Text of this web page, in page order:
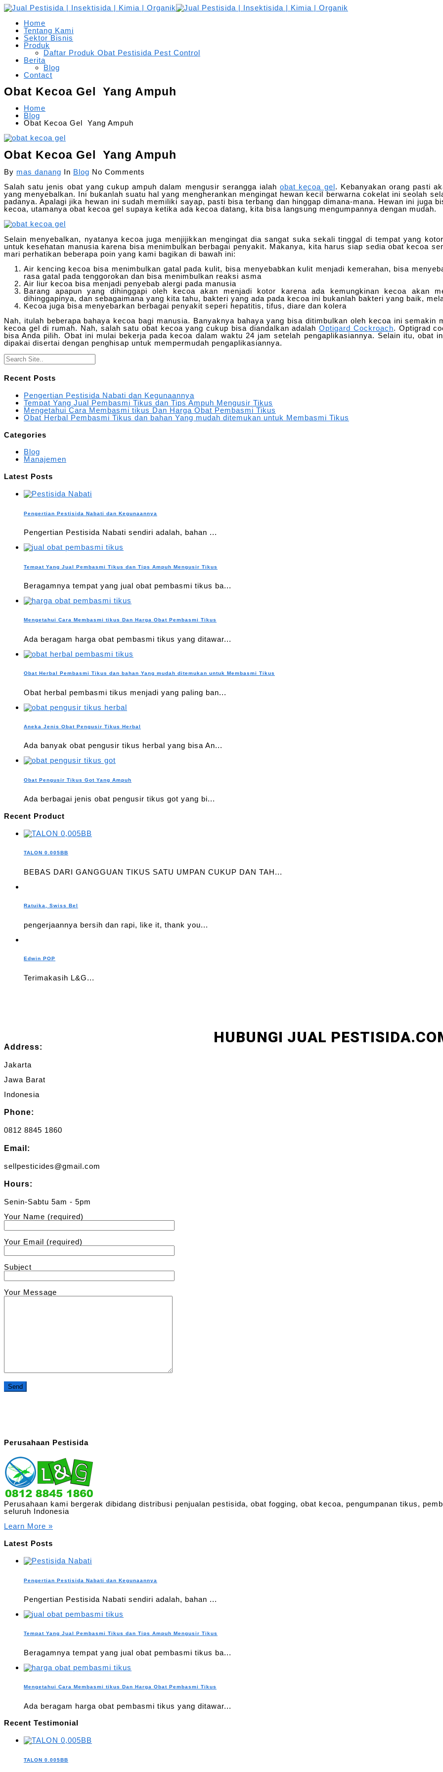
Home
Tentang Kami
Sektor Bisnis
Produk
Daftar Produk Obat Pestisida Pest Control
Berita
Blog
Contact
Obat Kecoa Gel Yang Ampuh
Home
Blog
Obat Kecoa Gel Yang Ampuh
Obat Kecoa Gel Yang Ampuh
By mas danang In Blog No Comments
Salah satu jenis obat yang cukup ampuh dalam mengusir serangga ialahobat kecoa gel. Kebanyakan orang pasti
yang menyebalkan. Ini bukanlah suatu hal yang mengherankan mengingat hewan kecil berwarna cokelat ini seolah
padanya. Apalagi jika hewan ini sudah memiliki sayap, pasti bisa terbang dan hinggap dimana-mana. Hewan ini juga
kecoa, utamanya obat kecoa gel supaya ketika ada kecoa datang, kita bisa langsung mengumpannya dengan mudah.
Selain menyebalkan, nyatanya kecoa juga menjijikkan mengingat dia sangat suka sekali tinggal di tempat yang
untuk kesehatan manusia karena bisa menimbulkan berbagai penyakit. Makanya, kita harus siap sedia obat kecoa
mari perhatikan beberapa poin yang kami bagikan di bawah ini:
Air kencing kecoa bisa menimbulkan gatal pada kulit, bisa menyebabkan kulit menjadi kemerahan, bisa
rasa gatal pada tenggorokan dan bisa menimbulkan reaksi asma
Air liur kecoa bisa menjadi penyebab alergi pada manusia
Barang apapun yang dihinggapi oleh kecoa akan menjadi kotor karena ada kemungkinan kecoa akan
dihinggapinya, dan sebagaimana yang kita tahu, bakteri yang ada pada kecoa ini bukanlah bakteri yang baik,
Kecoa juga bisa menyebarkan berbagai penyakit seperi hepatitis, tifus, diare dan kolera
Nah, itulah beberapa bahaya kecoa bagi manusia. Banyaknya bahaya yang bisa ditimbulkan oleh kecoa ini
kecoa gel di rumah. Nah, salah satu obat kecoa yang cukup bisa diandalkan adalahOptigard Cockroach. Optigrad
bisa Anda pilih. Obat ini mulai bekerja pada kecoa dalam waktu 24 jam setelah pengaplikasiannya. Selain itu, obat
dipakai disertai dengan penghisap untuk mempermudah pengaplikasiannya.
Recent Posts
Pengertian Pestisida Nabati dan Kegunaannya
Tempat Yang Jual Pembasmi Tikus dan Tips Ampuh Mengusir Tikus
Mengetahui Cara Membasmi tikus Dan Harga Obat Pembasmi Tikus
Obat Herbal Pembasmi Tikus dan bahan Yang mudah ditemukan untuk Membasmi Tikus
Categories
Blog
Manajemen
Latest Posts
Pengertian Pestisida Nabati dan Kegunaannya
Pengertian Pestisida Nabati sendiri adalah, bahan ...
Tempat Yang Jual Pembasmi Tikus dan Tips Ampuh Mengusir Tikus
Beragamnya tempat yang jual obat pembasmi tikus ba...
Mengetahui Cara Membasmi tikus Dan Harga Obat Pembasmi Tikus
Ada beragam harga obat pembasmi tikus yang ditawar...
Obat Herbal Pembasmi Tikus dan bahan Yang mudah ditemukan untuk Membasmi Tikus
Obat herbal pembasmi tikus menjadi yang paling ban...
Aneka Jenis Obat Pengusir Tikus Herbal
Ada banyak obat pengusir tikus herbal yang bisa An...
Obat Pengusir Tikus Got Yang Ampuh
Ada berbagai jenis obat pengusir tikus got yang bi...
Recent Product
TALON 0.005BB
BEBAS DARI GANGGUAN TIKUS SATU UMPAN CUKUP DAN TAH...
Ratuika, Swiss Bel
pengerjaannya bersih dan rapi, like it, thank you...
Edwin POP
Terimakasih L&G...
HUBUNGI JUAL
Address:
Jakarta
Jawa Barat
Indonesia
Phone:
0812 8845 1860
Email:
sellpesticides@gmail.com
Hours:
Senin-Sabtu 5am - 5pm
Your Name (required)
Your Email (required)
Subject
Your Message
Perusahaan Pestisida
Perusahaan kami bergerak dibidang distribusi penjualan pestisida, obat fogging, obat kecoa, pengumpanan tikus,
seluruh Indonesia
Learn More »
Latest Posts
Pengertian Pestisida Nabati dan Kegunaannya
Pengertian Pestisida Nabati sendiri adalah, bahan ...
Tempat Yang Jual Pembasmi Tikus dan Tips Ampuh Mengusir Tikus
Beragamnya tempat yang jual obat pembasmi tikus ba...
Mengetahui Cara Membasmi tikus Dan Harga Obat Pembasmi Tikus
Ada beragam harga obat pembasmi tikus yang ditawar...
Recent Testimonial
TALON 0.005BB